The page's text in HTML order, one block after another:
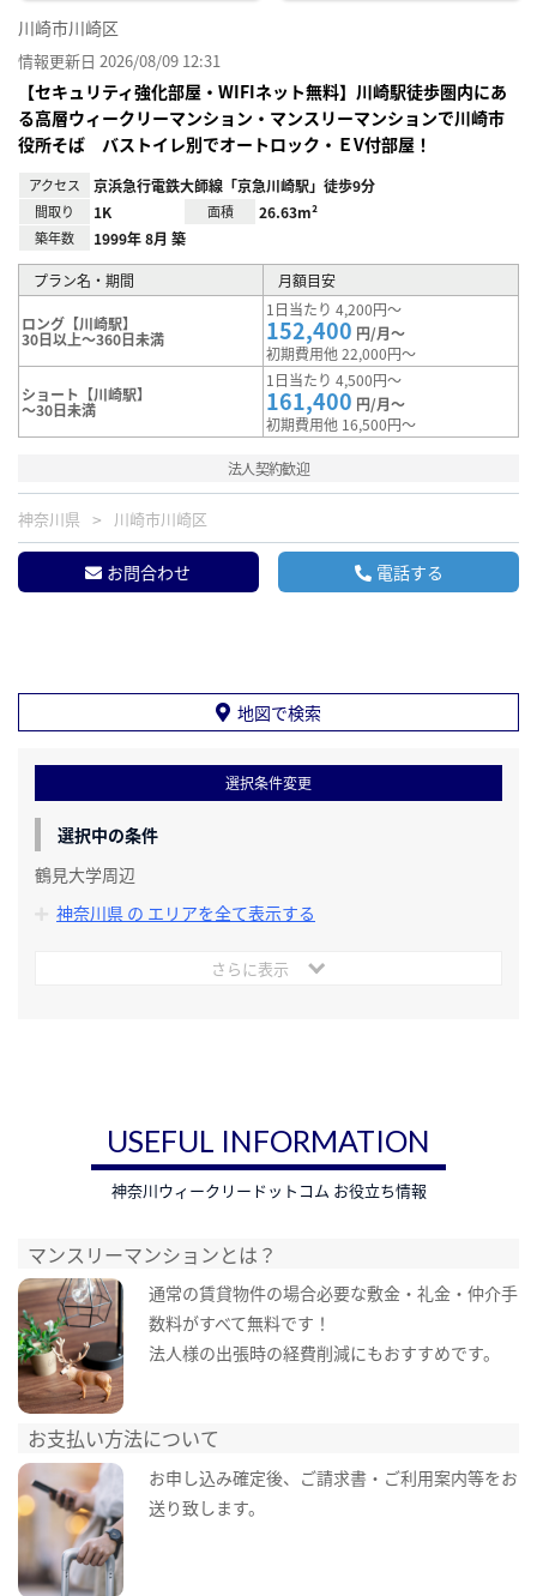
川崎市川崎区
情報更新日 2026/08/09 12:31
【セキュリティ強化部屋・WIFIネット無料】川崎駅徒歩圏内にあ
る高層ウィークリーマンション・マンスリーマンションで川崎市
役所そば バストイレ別でオートロック・ＥV付部屋！
アクセス 京浜急行電鉄大師線「京急川崎駅」徒歩9分
間取り 1K 面積 26.63m²
築年数 1999年 8月 築
プラン名・期間 月額目安
ロング【川崎駅】
30日以上～360日未満
1日当たり 4,200円～
152,400 円/月～
初期費用他 22,000円～
ショート【川崎駅】
～30日未満
1日当たり 4,500円～
161,400 円/月～
初期費用他 16,500円～
法人契約歓迎
神奈川県 川崎市川崎区
お問合わせ 電話する
地図で検索
選択条件変更
選択中の条件
鶴見大学周辺
神奈川県 の エリアを全て表示する
さらに表示
USEFUL INFORMATION
神奈川ウィークリードットコム お役立ち情報
マンスリーマンションとは？
通常の賃貸物件の場合必要な敷金・礼金・仲介手
数料がすべて無料です！
法人様の出張時の経費削減にもおすすめです。
お支払い方法について
お申し込み確定後、ご請求書・ご利用案内等をお
送り致します。